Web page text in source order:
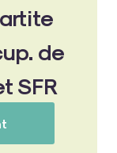
de
SFR